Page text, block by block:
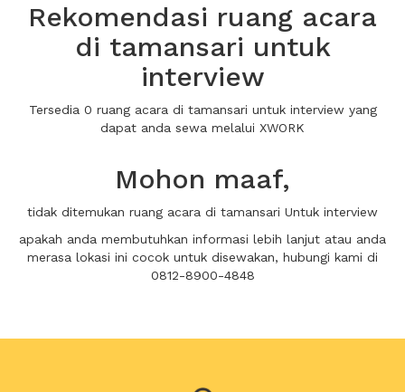
Rekomendasi ruang acara
di tamansari untuk
interview
Tersedia 0 ruang acara di tamansari untuk interview yang
dapat anda sewa melalui XWORK
Mohon maaf,
tidak ditemukan ruang acara di tamansari Untuk interview
apakah anda membutuhkan informasi lebih lanjut atau anda
merasa lokasi ini cocok untuk disewakan, hubungi kami di
0812-8900-4848